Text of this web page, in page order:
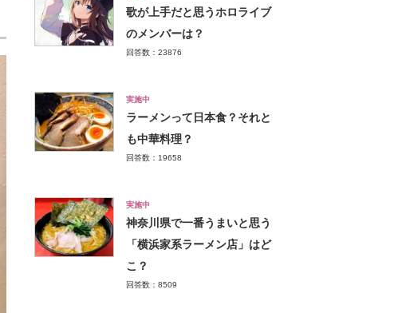
歌が上手だと思うホロライブ
のメンバーは？
回答数：23876
実施中
ラーメンって日本食？それと
も中華料理？
回答数：19658
実施中
神奈川県で一番うまいと思う
「横浜家系ラーメン店」はど
こ？
回答数：8509